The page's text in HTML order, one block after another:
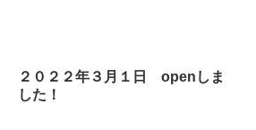
２０２２年３月１日 openしま
した！